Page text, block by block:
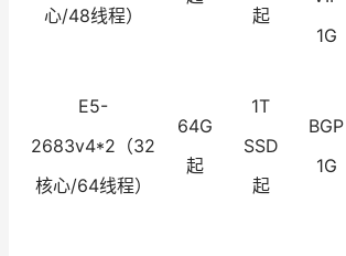
心/48线程）
起
1G
E5-
2683v4*2（32
核心/64线程）
64G
起
1T
SSD
起
BGP
1G